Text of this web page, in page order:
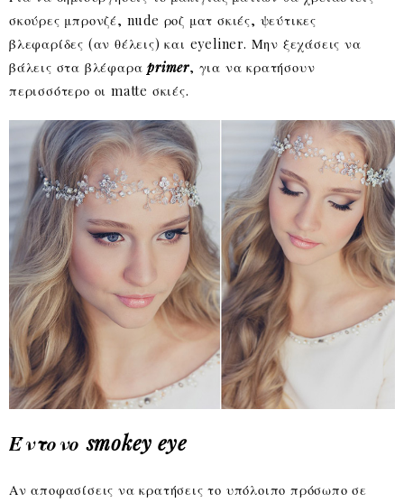
σκούρες μπρονζέ, nude ροζ ματ σκιές, ψεύτικες
βλεφαρίδες (αν θέλεις) και eyeliner. Μην ξεχάσεις να
βάλεις στα βλέφαραprimer, για να κρατήσουν
περισσότερο οι matte σκιές.
Έντονο smokey eye
Αν αποφασίσεις να κρατήσεις το υπόλοιπο πρόσωπο σε